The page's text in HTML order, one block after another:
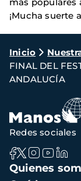
¡Mucha suerte
Ruta
de
Inicio
FINAL DEL
ANDALUCÍA
Navegación
principal
Quienes
Redes sociales